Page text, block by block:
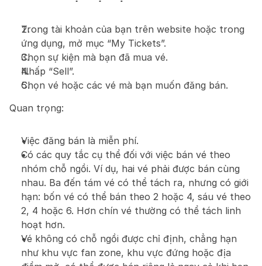
Trong tài khoản của bạn trên website hoặc trong
ứng dụng, mở mục “My Tickets”.
Chọn sự kiện mà bạn đã mua vé.
Nhấp “Sell”.
Chọn vé hoặc các vé mà bạn muốn đăng bán.
Quan trọng:
Việc đăng bán là miễn phí.
Có các quy tắc cụ thể đối với việc bán vé theo
nhóm chỗ ngồi. Ví dụ, hai vé phải được bán cùng
nhau. Ba đến tám vé có thể tách ra, nhưng có giới
hạn: bốn vé có thể bán theo 2 hoặc 4, sáu vé theo
2, 4 hoặc 6. Hơn chín vé thường có thể tách linh
hoạt hơn.
Vé không có chỗ ngồi được chỉ định, chẳng hạn
như khu vực fan zone, khu vực đứng hoặc địa